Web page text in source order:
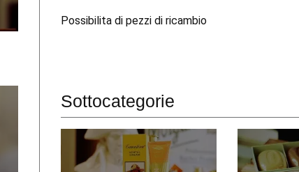
Possibilita di pezzi di ricambio
Sottocategorie